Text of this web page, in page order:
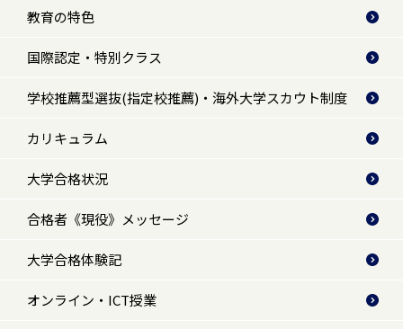
教育の特色
国際認定・特別クラス
学校推薦型選抜(指定校推薦)・海外大学スカウト制度
カリキュラム
大学合格状況
合格者《現役》メッセージ
大学合格体験記
オンライン・ICT授業